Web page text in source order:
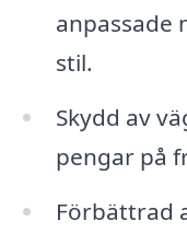
anpassade
stil.
Skydd av
pengar på
Förbättrad